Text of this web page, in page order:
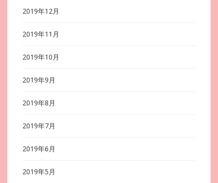
2019年12月
2019年11月
2019年10月
2019年9月
2019年8月
2019年7月
2019年6月
2019年5月